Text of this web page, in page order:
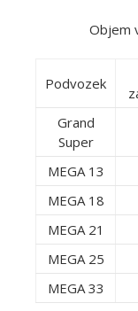
Objem
Podvozek
Grand
Super
MEGA 13
MEGA 18
MEGA 21
MEGA 25
MEGA 33